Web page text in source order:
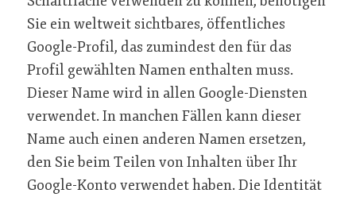
Sie ein weltweit sichtbares, öffentliches
Google-Profil, das zumindest den für das
Profil gewählten Namen enthalten muss.
Dieser Name wird in allen Google-Diensten
verwendet. In manchen Fällen kann dieser
Name auch einen anderen Namen ersetzen,
den Sie beim Teilen von Inhalten über Ihr
Google-Konto verwendet haben. Die Identität